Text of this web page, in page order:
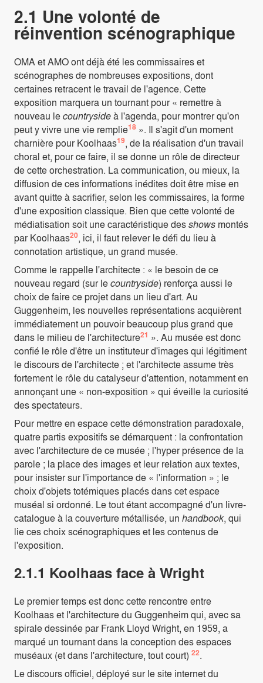
2.1 Une volonté de
réinvention scénographique
OMA et AMO ont déjà été les commissaires et
scénographes de nombreuses expositions, dont
certaines retracent le travail de l'agence. Cette
exposition marquera un tournant pour « remettre à
nouveau lecountrysideà l'agenda, pour montrer qu'on
peut y vivre une vie remplie18 ». Il s'agit d'un moment
charnière pour Koolhaas19, de la réalisation d'un travail
choral et, pour ce faire, il se donne un rôle de directeur
de cette orchestration. La communication, ou mieux, la
diffusion de ces informations inédites doit être mise en
avant quitte à sacrifier, selon les commissaires, la forme
d'une exposition classique. Bien que cette volonté de
médiatisation soit une caractéristique desshows montés
par Koolhaas20, ici, il faut relever le défi du lieu à
connotation artistique, un grand musée.
Comme le rappelle l'architecte : « le besoin de ce
nouveau regard (sur lecountryside) renforça aussi le
choix de faire ce projet dans un lieu d'art. Au
Guggenheim, les nouvelles représentations acquièrent
immédiatement un pouvoir beaucoup plus grand que
dans le milieu de l'architecture21 ». Au musée est donc
confié le rôle d'être un instituteur d'images qui légitiment
le discours de l'architecte ; et l'architecte assume très
fortement le rôle du catalyseur d'attention, notamment en
annonçant une « non-exposition » qui éveille la curiosité
des spectateurs.
Pour mettre en espace cette démonstration paradoxale,
quatre partis expositifs se démarquent : la confrontation
avec l'architecture de ce musée ; l'hyper présence de la
parole ; la place des images et leur relation aux textes,
pour insister sur l'importance de « l'information » ; le
choix d'objets totémiques placés dans cet espace
muséal si ordonné. Le tout étant accompagné d'un livre-
catalogue à la couverture métallisée, un handbook, qui
lie ces choix scénographiques et les contenus de
l'exposition.
2.1.1 Koolhaas face à Wright
Le premier temps est donc cette rencontre entre
Koolhaas et l'architecture du Guggenheim qui, avec sa
spirale dessinée par Frank Lloyd Wright, en 1959, a
marqué un tournant dans la conception des espaces
muséaux (et dans l'architecture, tout court) 22.
Le discours officiel, déployé sur le site internet du